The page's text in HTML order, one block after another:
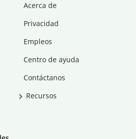
Acerca de
Privacidad
Empleos
Centro de ayuda
Contáctanos
Recursos